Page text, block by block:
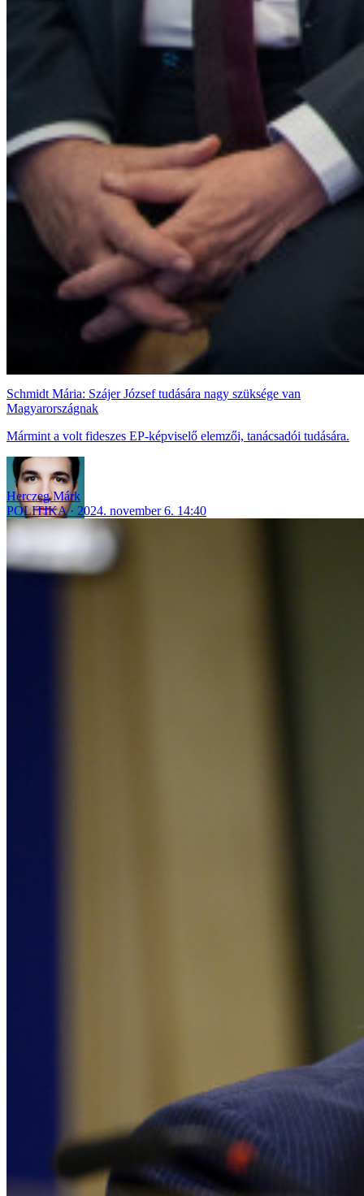
Schmidt Mária: Szájer József tudására nagy szüksége van
Magyarországnak
Mármint a volt fideszes EP-képviselő elemzői, tanácsadói tudására.
Herczeg Márk
POLITIKA
2024. november 6. 14:40